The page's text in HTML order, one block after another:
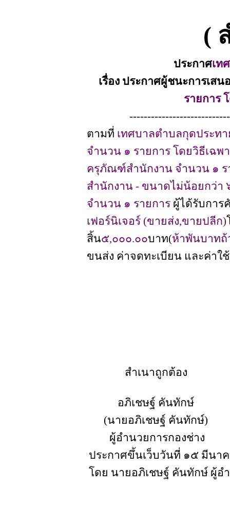
(
ประกาศเท
เรื่อง ประกาศผู้ชนะการเสน
รายการ
ตามที่ เทศบาลตำบลกุดประทา
จำนวน ๑ รายการ โดยวิธีเฉพา
ครุภัณฑ์สำนักงาน จำนวน ๑ ร
สำนักงาน - ขนาดไม่น้อยกว่า
จำนวน ๑ รายการผู้ได้รับการ
เฟอร์นิเจอร์ (ขายส่ง,ขายปลีก)
สิ้น๕,๐๐๐.๐๐บาท(ห้าพันบาทถ้
ขนส่ง ค่าจดทะเบียน และค่าใ
สำเนาถูกต้อง
อภิเชษฐ์ คันทักษ์
(นายอภิเชษฐ์ คันทักษ์)
ผู้อำนวยการกองช่าง
ประกาศขึ้นเว็บวันที่ ๑๕ มีนา
โดย นายอภิเชษฐ์ คันทักษ์ ผู้อ